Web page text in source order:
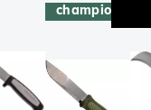
champion